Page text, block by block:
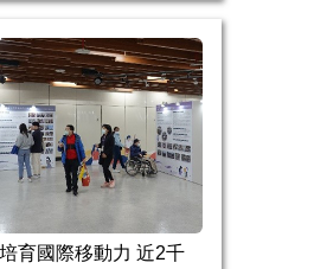
育國際移動力 近2千